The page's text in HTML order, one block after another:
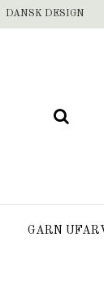
DANSK DESIGN
GARN